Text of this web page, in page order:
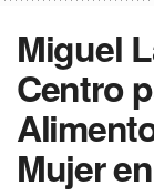
Miguel
Centro
Mujer